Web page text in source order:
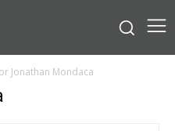
Jonathan Mondaca